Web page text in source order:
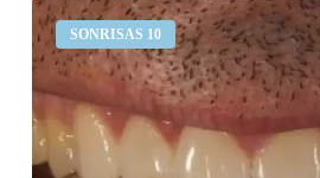
SONRISAS 10
Desgaste
dental